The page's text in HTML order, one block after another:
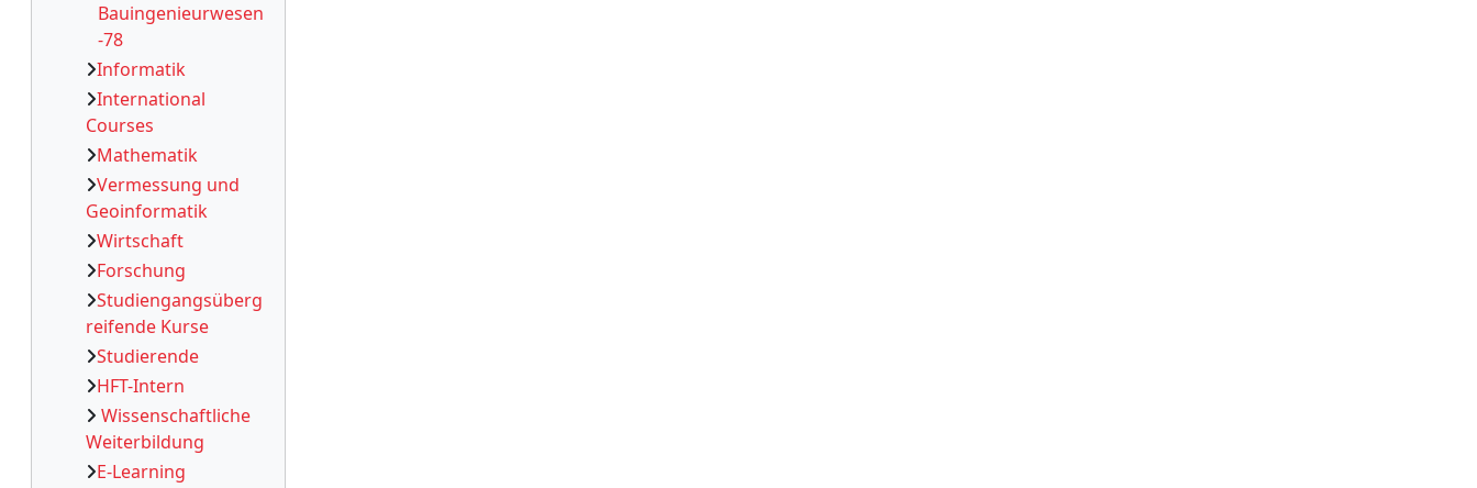
Bauingenieurwesen
-78
Informatik
International
Courses
Mathematik
Vermessung und
Geoinformatik
Wirtschaft
Forschung
Studiengangsüberg
reifende Kurse
Studierende
HFT-Intern
Wissenschaftliche
Weiterbildung
E-Learning